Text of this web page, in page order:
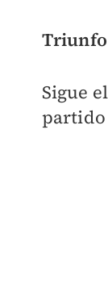
Sigue
partido